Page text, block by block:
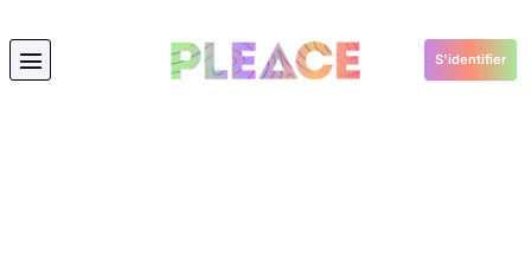
S'identifier